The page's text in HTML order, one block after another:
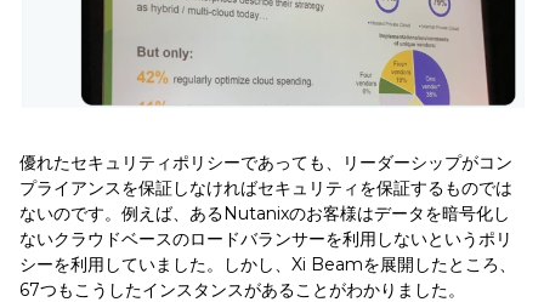
優れたセキュリティポリシーであっても、リーダーシップがコン
プライアンスを保証しなければセキュリティを保証するものでは
ないのです。例えば、あるNutanixのお客様はデータを暗号化し
ないクラウドベースのロードバランサーを利用しないというポリ
シーを利用していました。しかし、Xi Beamを展開したところ、
67つもこうしたインスタンスがあることがわかりました。